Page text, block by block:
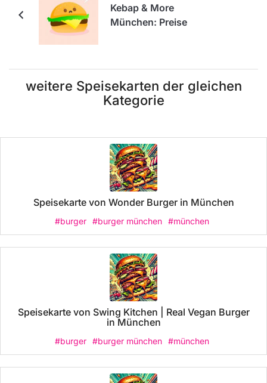
Kebap & More
München: Preise
weitere Speisekarten der gleichen
Kategorie
Speisekarte von Wonder Burger in München
#burger #burger münchen #münchen
Speisekarte von Swing Kitchen | Real Vegan Burger
in München
#burger #burger münchen #münchen